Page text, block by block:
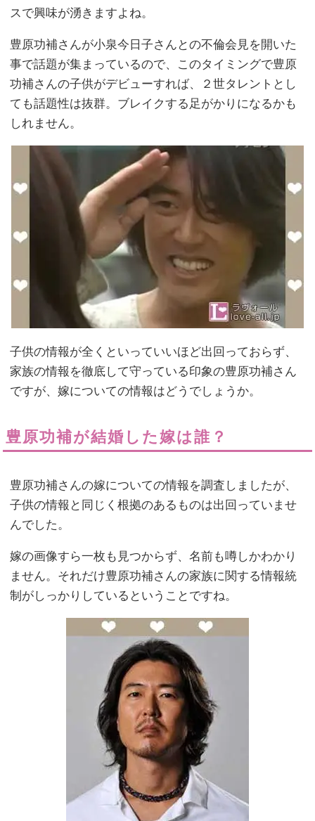
スで興味が湧きますよね。
豊原功補さんが小泉今日子さんとの不倫会見を開いた
事で話題が集まっているので、このタイミングで豊原
功補さんの子供がデビューすれば、２世タレントとし
ても話題性は抜群。ブレイクする足がかりになるかも
しれません。
子供の情報が全くといっていいほど出回っておらず、
家族の情報を徹底して守っている印象の豊原功補さん
ですが、嫁についての情報はどうでしょうか。
豊原功補が結婚した嫁は誰？
豊原功補さんの嫁についての情報を調査しましたが、
子供の情報と同じく根拠のあるものは出回っていませ
んでした。
嫁の画像すら一枚も見つからず、名前も噂しかわかり
ません。それだけ豊原功補さんの家族に関する情報統
制がしっかりしているということですね。